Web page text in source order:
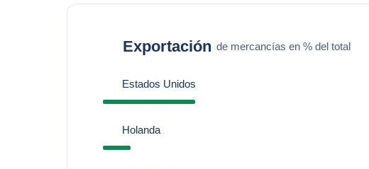
Exportación de mercancías en % del total
Estados Unidos
Holanda